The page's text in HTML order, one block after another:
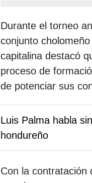
Durante el torneo
conjunto
capitalina destacó
proceso de
de potenciar sus
Luis Palma habla
hondureño
Con la contratación